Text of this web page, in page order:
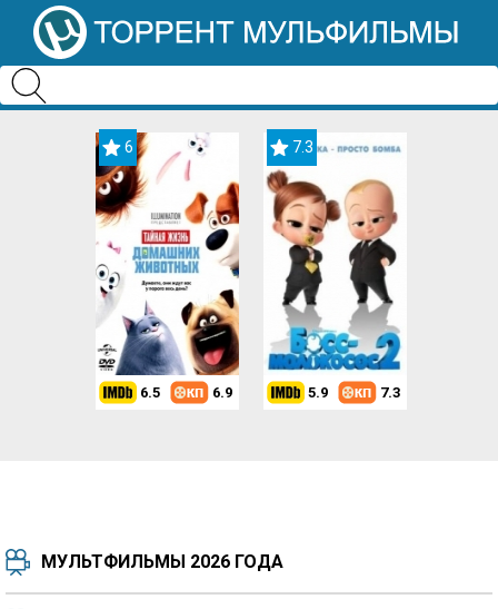
6
6.5 6.9
7.3
5.9 7.3
МУЛЬТФИЛЬМЫ 2026 ГОДА